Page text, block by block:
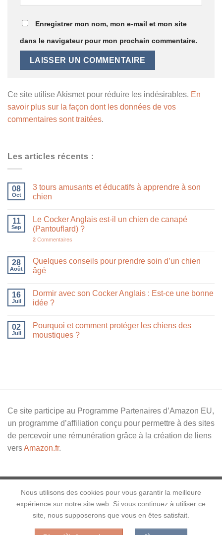
Enregistrer mon nom, mon e-mail et mon site
dans le navigateur pour mon prochain commentaire.
Ce site utilise Akismet pour réduire les indésirables. En
savoir plus sur la façon dont les données de vos
commentaires sont traitées.
Les articles récents :
08
Oct
3 tours amusants et éducatifs à apprendre à son
chien
11
Sep
Le Cocker Anglais est-il un chien de canapé
(Pantouflard) ?
2 Commentaires
28
Août
Quelques conseils pour prendre soin d’un chien
âgé
16
Juil
Dormir avec son Cocker Anglais : Est-ce une bonne
idée ?
02
Juil
Pourquoi et comment protéger les chiens des
moustiques ?
Ce site participe au Programme Partenaires d’Amazon EU,
un programme d’affiliation conçu pour permettre à des sites
de percevoir une rémunération grâce à la création de liens
versAmazon.fr.
Blog chiens et autres animaux A propos
Contact
Politique de confidentialité
Mentions légales
CGV
Nous utilisons des cookies pour vous garantir la meilleure
expérience sur notre site web. Si vous continuez à utiliser ce
site, nous supposerons que vous en êtes satisfait.